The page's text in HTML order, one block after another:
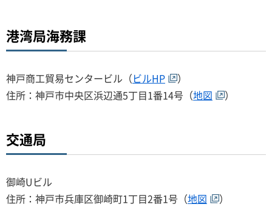
港湾局海務課
神戸商工貿易センタービル（ビルHP
）
住所：神戸市中央区浜辺通5丁目1番14号（地図 ）
交通局
御崎Uビル
住所：神戸市兵庫区御崎町1丁目2番1号（地図 ）